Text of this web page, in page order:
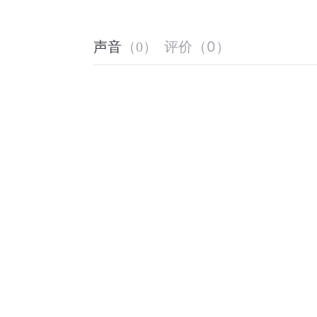
声音 （0） 评价 （0 ）